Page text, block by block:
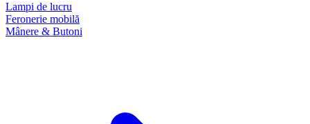
Lampi de lucru
Feronerie mobilă
Mânere & Butoni